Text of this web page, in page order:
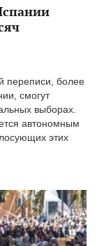
переписи, более
смогут
выборах.
автономным
этих